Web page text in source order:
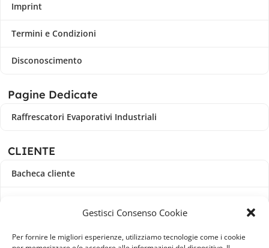
Gestisci Consenso Cookie
Per fornire le migliori esperienze, utilizziamo tecnologie come i cookie
Imprint
Termini e Condizioni
Disconoscimento
Pagine Dedicate
Raffrescatori Evaporativi Industriali
CLIENTE
Bacheca cliente